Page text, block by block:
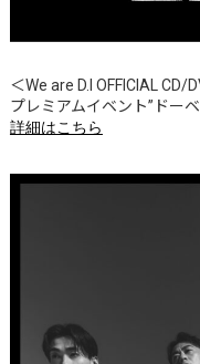
＜We are D.I OFFICIAL
プレミアムイベント”ドー
詳細はこちら